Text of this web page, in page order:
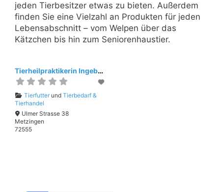
jeden Tierbesitzer etwas zu bieten. Außerdem
finden Sie eine Vielzahl an Produkten für jeden
Lebensabschnitt – vom Welpen über das
Kätzchen bis hin zum Seniorenhaustier.
Tierheilpraktikerin Ingeborg Barkholtz
Tierfutterund Tierbedarf &
Tierhandel
Ulmer Strasse 38
Metzingen
72555